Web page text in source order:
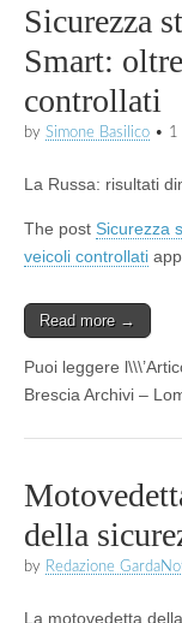
Sicurezza
Smart:
controllati
by Simone Basilico • 1
La Russa: risultati
The post Sicurezza
veicoli controllati
Read more →
Puoi leggere
Brescia Archivi –
della
by Redazione
La motovedetta